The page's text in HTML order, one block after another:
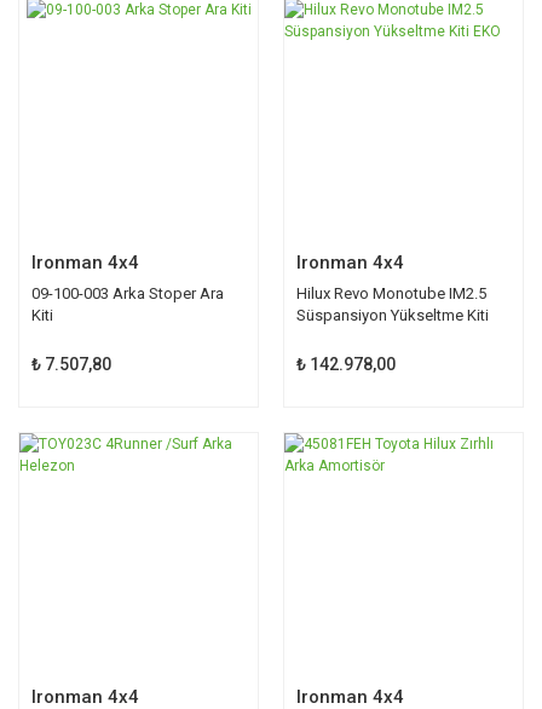
Ironman 4x4
09-100-003 Arka Stoper Ara
Kiti
₺ 7.507,80
YENİ
Ironman 4x4
Hilux Revo Monotube IM2.5
Süspansiyon Yükseltme Kiti
₺ 142.978,00
Ironman 4x4 Ironman 4x4